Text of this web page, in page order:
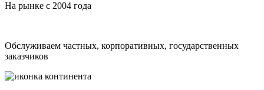
На рынке с 2004 года
Обслуживаем частных, корпоративных, государственных
заказчиков